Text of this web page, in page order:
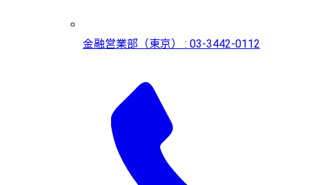
金融営業部（東京） : 03-3442-0112